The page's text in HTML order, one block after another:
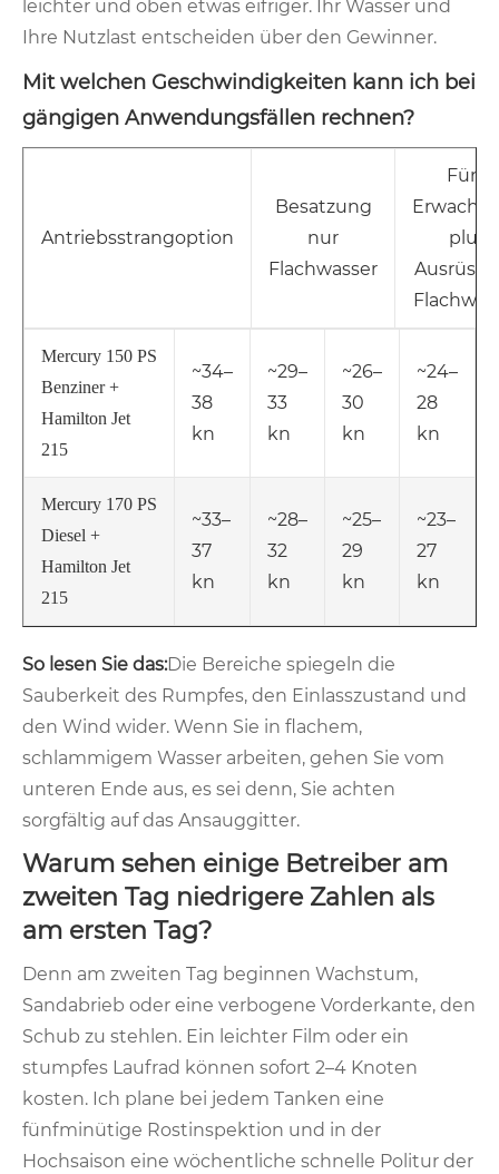
leichter und oben etwas eifriger. Ihr Wasser und
Ihre Nutzlast entscheiden über den Gewinner.
Mit welchen Geschwindigkeiten kann ich bei
gängigen Anwendungsfällen rechnen?
Antriebsstrangoption
Besatzung
nur
Flachwasser
Fünf
plus
Mercury 150 PS
Benziner +
Hamilton Jet
215
~34–
38
kn
~29–
33
kn
~26–
30
kn
~24–
28
kn
Mercury 170 PS
Diesel +
Hamilton Jet
215
~33–
37
kn
~28–
32
kn
~25–
29
kn
~23–
27
kn
So lesen Sie das:Die Bereiche spiegeln die
Sauberkeit des Rumpfes, den Einlasszustand und
den Wind wider. Wenn Sie in flachem,
schlammigem Wasser arbeiten, gehen Sie vom
unteren Ende aus, es sei denn, Sie achten
sorgfältig auf das Ansauggitter.
Warum sehen einige Betreiber am
zweiten Tag niedrigere Zahlen als
am ersten Tag?
Denn am zweiten Tag beginnen Wachstum,
Sandabrieb oder eine verbogene Vorderkante, den
Schub zu stehlen. Ein leichter Film oder ein
stumpfes Laufrad können sofort 2–4 Knoten
kosten. Ich plane bei jedem Tanken eine
fünfminütige Rostinspektion und in der
Hochsaison eine wöchentliche schnelle Politur der